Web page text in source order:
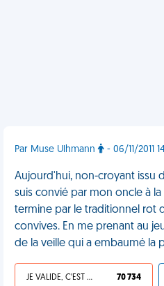
Par Muse Ulhmann - 06/11/2011
Aujourd'hui, non-croyant issu
suis convié par mon oncle à
termine par le traditionnel rot
convives. En me prenant au
de la veille qui a embaumé la
JE VALIDE, C'EST UNE VDM 70 734